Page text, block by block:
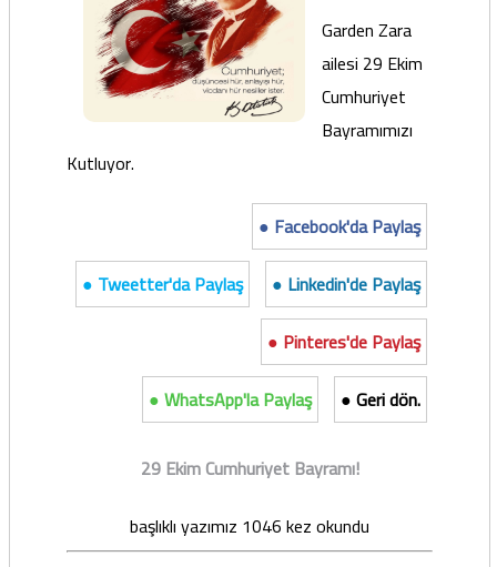
Garden Zara
ailesi 29 Ekim
Cumhuriyet
Bayramımızı
Kutluyor.
● Facebook'da Paylaş
● Tweetter'da Paylaş
● Linkedin'de Paylaş
● Pinteres'de Paylaş
● WhatsApp'la Paylaş
● Geri dön.
29 Ekim Cumhuriyet Bayramı!
başlıklı yazımız 1046 kez okundu